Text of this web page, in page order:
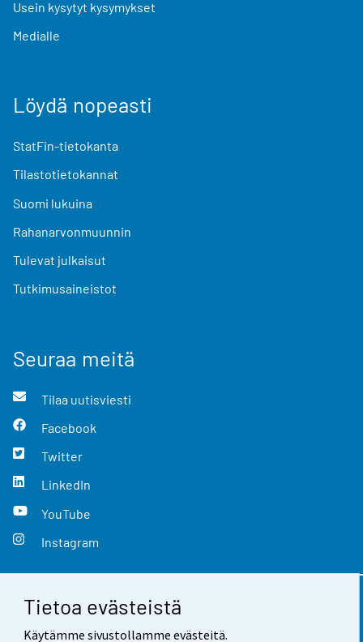
Tietoa evästeistä
Käytämme sivustollamme evästeitä.
Usein kysytyt kysymykset
Medialle
Löydä nopeasti
StatFin-tietokanta
Tilastotietokannat
Suomi lukuina
Rahanarvonmuunnin
Tulevat julkaisut
Tutkimusaineistot
Seuraa meitä
Tilaa uutisviesti
Facebook
Twitter
LinkedIn
YouTube
Instagram
Yhteystiedot